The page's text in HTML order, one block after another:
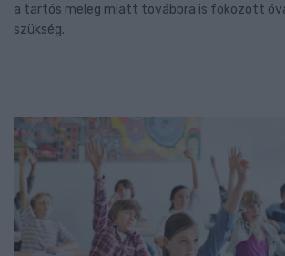
a tartós meleg miatt továbbra is fokozott
szükség.